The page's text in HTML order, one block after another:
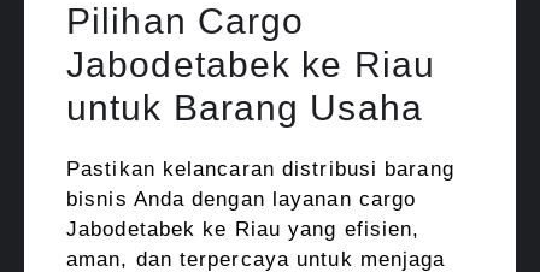
Pilihan Cargo
Jabodetabek ke Riau
untuk Barang Usaha
Pastikan kelancaran distribusi barang
bisnis Anda dengan layanan cargo
Jabodetabek ke Riau yang efisien,
aman, dan terpercaya untuk menjaga